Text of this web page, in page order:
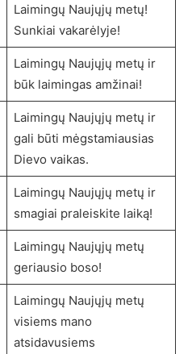
Laimingų Naujųjų metų!
Sunkiai vakarėlyje!
Laimingų Naujųjų metų ir
būk laimingas amžinai!
Laimingų Naujųjų metų ir
gali būti mėgstamiausias
Dievo vaikas.
Laimingų Naujųjų metų ir
smagiai praleiskite laiką!
Laimingų Naujųjų metų
geriausio boso!
Laimingų Naujųjų metų
visiems mano
atsidavusiems